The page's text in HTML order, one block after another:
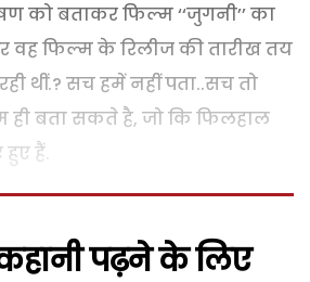
बताकर फिल्म ‘‘जुगनी’’ का
वह फिल्म के रिलीज की तारीख तय
थीं.? सच हमें नहीं पता..सच तो
ही बता सकते है, जो कि फिलहाल
हुए हैं.
पढ़ने के लिए